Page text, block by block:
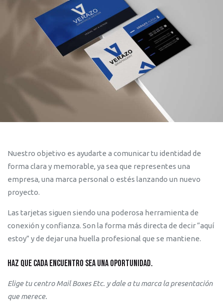
Nuestro objetivo es ayudarte a comunicar tu identidad de
forma clara y memorable, ya sea que representes una
empresa, una marca personal o estés lanzando un nuevo
proyecto.
Las tarjetas siguen siendo una poderosa herramienta de
conexión y confianza. Son la forma más directa de decir “aquí
estoy” y de dejar una huella profesional que se mantiene.
Haz que cada encuentro sea una oportunidad.
Elige tu centro Mail Boxes Etc. y dale a tu marca la presentación
que merece.